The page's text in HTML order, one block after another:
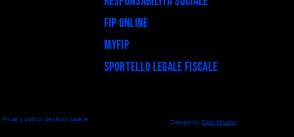
FIP Online
myFIP
Sportello legale fiscale
Privacy policy Gestisci cookie Design by Blab Studio